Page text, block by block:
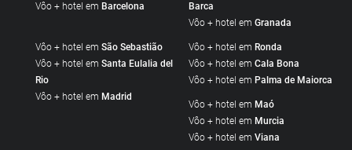
Vôo + hotel em Barcelona
Barca
Vôo + hotel em Granada
Vôo + hotel em São Sebastião
Vôo + hotel em Santa Eulalia del
Rio
Vôo + hotel em Madrid
Vôo + hotel em Ronda
Vôo + hotel em Cala Bona
Vôo + hotel em Palma de Maiorca
Vôo + hotel em Maó
Vôo + hotel em Murcia
Vôo + hotel em Viana